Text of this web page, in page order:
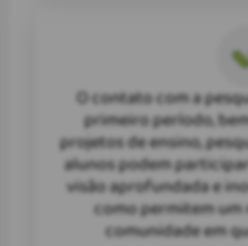
O contato com a
primeiro período,
projetos de ensino,
alunos podem
visão aprofundada e
como permitem
comunidade em